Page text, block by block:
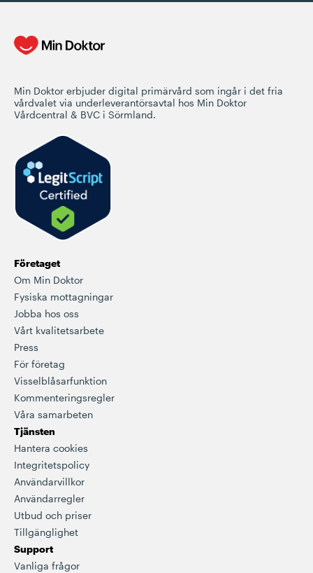
Min Doktor erbjuder digital primärvård som ingår i det fria
vårdvalet via underleverantörsavtal hos Min Doktor
Vårdcentral & BVC i Sörmland.
Företaget
Om Min Doktor
Fysiska mottagningar
Jobba hos oss
Vårt kvalitetsarbete
Press
För företag
Visselblåsarfunktion
Kommenteringsregler
Våra samarbeten
Tjänsten
Hantera cookies
Integritetspolicy
Användarvillkor
Användarregler
Utbud och priser
Tillgänglighet
Support
Vanliga frågor